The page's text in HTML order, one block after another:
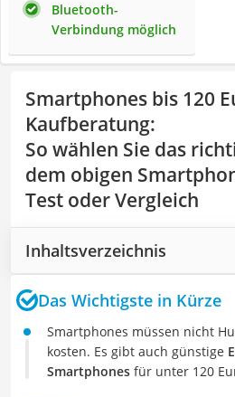
Bluetooth-
Verbindung möglich
Smartphones bis 120
Kaufberatung:
So wählen Sie das
dem obigen
Test oder Vergleich
Inhaltsverzeichnis
Das Wichtigste in Kürze
Smartphones müssen nicht
kosten. Es gibt auch günstige
Smartphones für unter 120